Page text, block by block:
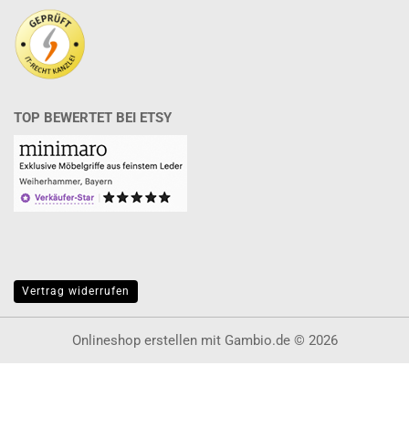
TOP BEWERTET BEI ETSY
Vertrag widerrufen
Onlineshop erstellenmit Gambio.de © 2026